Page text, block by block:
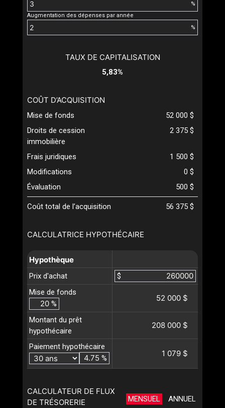
%
Augmentation des dépenses par année
%
CALCULATRICE HYPOTHÉCAIRE
Hypothèque
Prix d'achat
$
Mise de fonds
%
52 000 $
Montant du prêt
hypothécaire
208 000 $
Paiement hypothécaire
%
1 079 $
CALCULATEUR DE FLUX
DE TRÉSORERIE
MENSUEL ANNUEL
TAUX DE CAPITALISATION
5,83%
COÛT D’ACQUISITION
Mise de fonds
52 000 $
Droits de cession
immobilière
2 375 $
Frais juridiques
1 500 $
Modifications
0 $
Évaluation
500 $
Coût total de l’acquisition 56 375 $